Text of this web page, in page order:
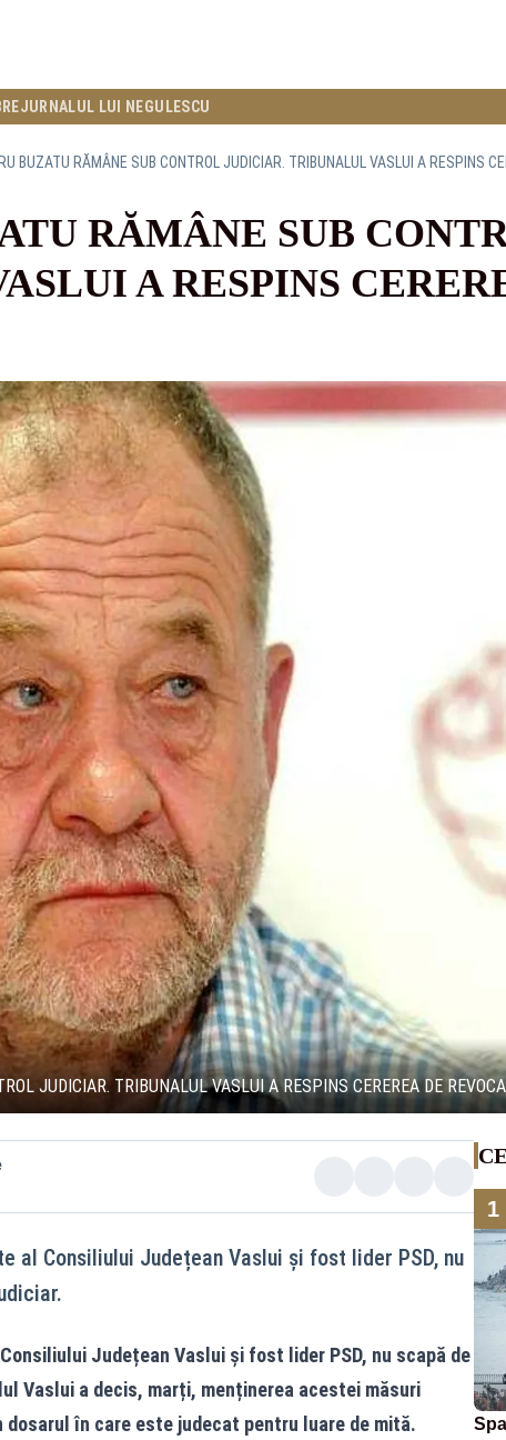
JURNALUL LUI NEGULESCU
BUZATU RĂMÂNE SUB CONTROL JUDICIAR. TRIBUNALUL VASLUI A RESPINS
RĂMÂNE SUB
A RESPINS
JUDICIAR. TRIBUNALUL VASLUI A RESPINS CEREREA DE
al Consiliului Județean Vaslui și fost lider PSD, nu
Județean Vaslui și fost lider PSD, nu scapă de
Vaslui a decis, marți, menținerea acestei măsuri
în care este judecat pentru luare de mită.
1